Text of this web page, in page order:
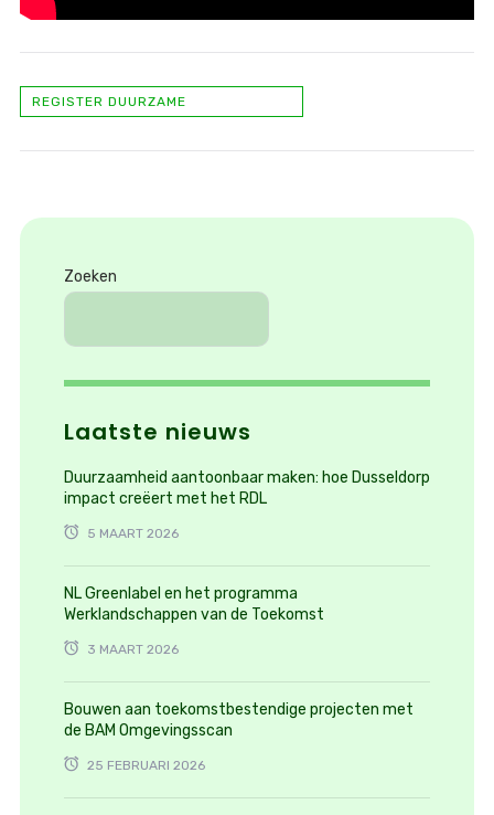
REGISTER DUURZAME
Zoeken
Laatste nieuws
Duurzaamheid aantoonbaar maken: hoe Dusseldorp
impact creëert met het RDL
5 MAART 2026
NL Greenlabel en het programma
Werklandschappen van de Toekomst
3 MAART 2026
Bouwen aan toekomstbestendige projecten met
de BAM Omgevingsscan
25 FEBRUARI 2026